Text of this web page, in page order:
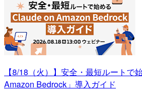
【8/18（火）】安全・最短ルートで
Amazon Bedrock」導入ガイド